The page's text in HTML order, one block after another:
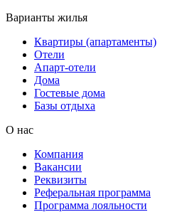
Варианты жилья
Квартиры (апартаменты)
Отели
Апарт-отели
Дома
Гостевые дома
Базы отдыха
О нас
Компания
Вакансии
Реквизиты
Реферальная программа
Программа лояльности